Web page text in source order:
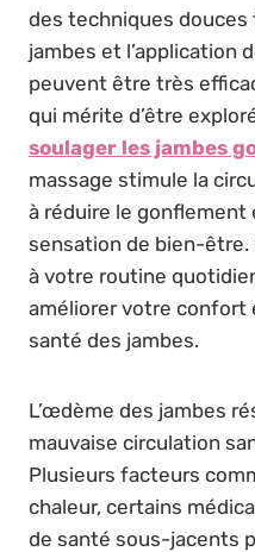
des techniques douces
jambes et l’application
peuvent être très
qui mérite d’être
soulager les jambes
massage stimule la
à réduire le gonflement
sensation de bien-
à votre routine
améliorer votre confort
santé des jambes.
L’œdème des jambes
mauvaise circulation
Plusieurs facteurs
chaleur, certains
de santé sous-jacents